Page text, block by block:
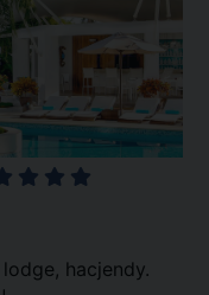
hacjendy.